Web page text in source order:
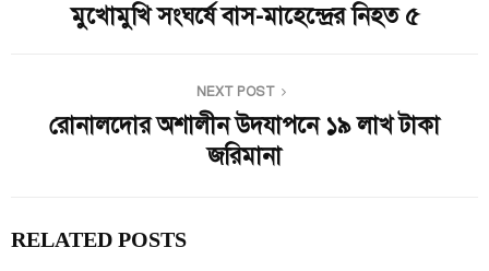
মুখোমুখি সংঘর্ষে বাস-মাহেন্দ্রের নিহত ৫
NEXT POST
রোনালদোর অশালীন উদযাপনে ১৯ লাখ টাকা
জরিমানা
RELATED POSTS